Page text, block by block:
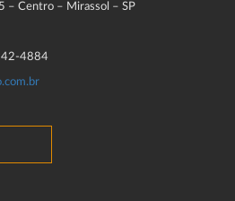
– Centro – Mirassol – SP
4884